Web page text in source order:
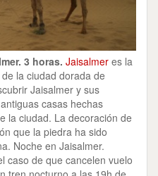
3 horas. Jaisalmer es la
la ciudad dorada de
Jaisalmer y sus
casas hechas
la ciudad. La decoración de
que la piedra ha sido
Noche en Jaisalmer.
caso de que cancelen vuelo